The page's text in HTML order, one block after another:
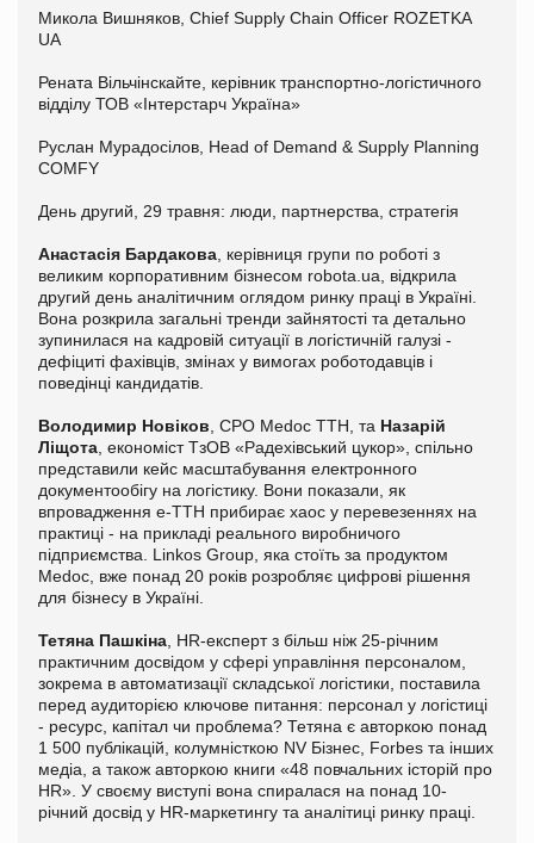
Микола Вишняков, Chief Supply Chain Officer ROZETKA
UA
Рената Вільчінскайте, керівник транспортно-логістичного
відділу ТОВ «Інтерстарч Україна»
Руслан Мурадосілов, Head of Demand & Supply Planning
COMFY
День другий, 29 травня: люди, партнерства, стратегія
Анастасія Бардакова , керівниця групи по роботі з
великим корпоративним бізнесом robota.ua, відкрила
другий день аналітичним оглядом ринку праці в Україні.
Вона розкрила загальні тренди зайнятості та детально
зупинилася на кадровій ситуації в логістичній галузі -
дефіциті фахівців, змінах у вимогах роботодавців і
поведінці кандидатів.
Володимир Новіков , CPO Medoc ТТН, та Назарій
Ліщота , економіст ТзОВ «Радехівський цукор», спільно
представили кейс масштабування електронного
документообігу на логістику. Вони показали, як
впровадження е-ТТН прибирає хаос у перевезеннях на
практиці - на прикладі реального виробничого
підприємства. Linkos Group, яка стоїть за продуктом
Medoc, вже понад 20 років розробляє цифрові рішення
для бізнесу в Україні.
Тетяна Пашкіна , HR-експерт з більш ніж 25-річним
практичним досвідом у сфері управління персоналом,
зокрема в автоматизації складської логістики, поставила
перед аудиторією ключове питання: персонал у логістиці
- ресурс, капітал чи проблема? Тетяна є авторкою понад
1 500 публікацій, колумністкою NV Бізнес, Forbes та інших
медіа, а також авторкою книги «48 повчальних історій про
HR». У своєму виступі вона спиралася на понад 10-
річний досвід у HR-маркетингу та аналітиці ринку праці.